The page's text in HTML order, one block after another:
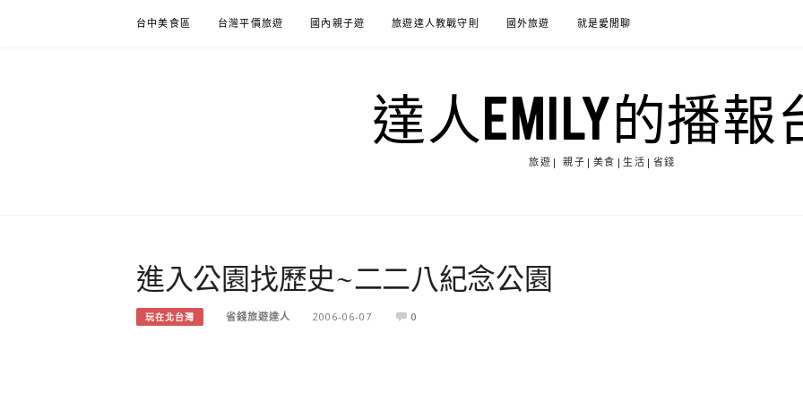
台中美食區 台灣平價旅遊 國內親子遊 旅遊達人教戰守則 國外旅遊 就是愛閒聊
達人EMILY的播報
旅遊| 親子|美食|生活|省錢
進入公園找歷史~二二八紀念公園
玩在北台灣 省錢旅遊達人 2006-06-07 0